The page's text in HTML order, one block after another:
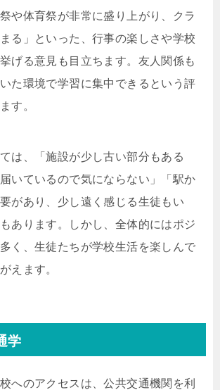
や体育祭が非常に盛り上がり、クラ
る」といった、行事の楽しさや学校
げる意見も目立ちます。友人関係も
た環境で学習に集中できるという評
す。
は、「施設が少し古い部分もある
いているので気にならない」「駅か
があり、少し遠く感じる生徒もい
あります。しかし、全体的にはポジ
く、生徒たちが学校生活を楽しんで
えます。
学
へのアクセスは、公共交通機関を利